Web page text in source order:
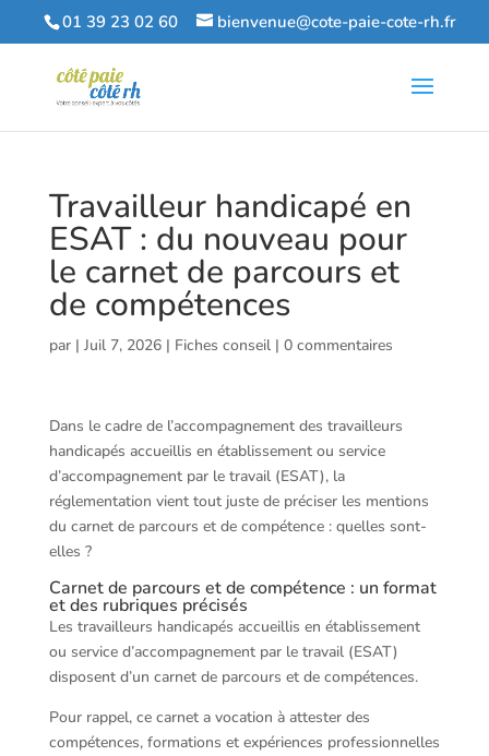
01 39 23 02 60 bienvenue@cote-paie-cote-rh.fr
Travailleur handicapé en
ESAT : du nouveau pour
le carnet de parcours et
de compétences
par | Juil 7, 2026| Fiches conseil| 0 commentaires
Dans le cadre de l’accompagnement des travailleurs
handicapés accueillis en établissement ou service
d’accompagnement par le travail (ESAT), la
réglementation vient tout juste de préciser les mentions
du carnet de parcours et de compétence : quelles sont-
elles ?
Carnet de parcours et de compétence : un format
et des rubriques précisés
Les travailleurs handicapés accueillis en établissement
ou service d’accompagnement par le travail (ESAT)
disposent d’un carnet de parcours et de compétences.
Pour rappel, ce carnet a vocation à attester des
compétences, formations et expériences professionnelles